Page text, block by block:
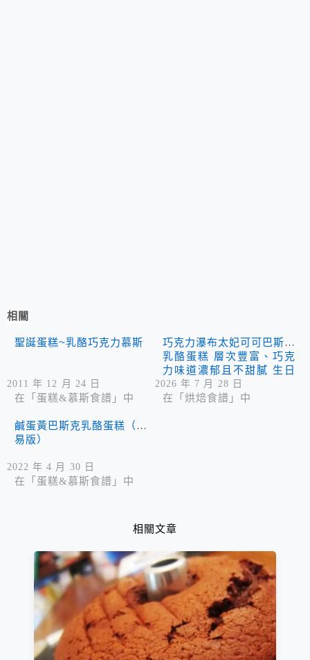
相關
聖誕蛋糕~乳酪巧克力慕斯
2011 年 12 月 24 日
在「蛋糕&慕斯食譜」中
巧克力瀑布太妃可可巴斯克
乳酪蛋糕 層次豐富、巧克
力味道濃郁且不甜膩 生日
快樂 筠的生日蛋糕
2026 年 7 月 28 日
在「烘焙食譜」中
鹹蛋黃巴斯克乳酪蛋糕（簡
易版）
2022 年 4 月 30 日
在「蛋糕&慕斯食譜」中
相關文章